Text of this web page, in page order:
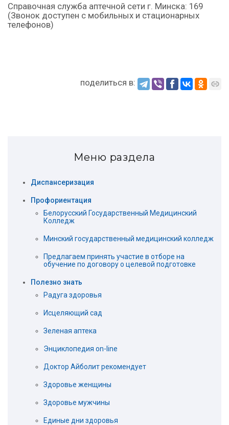
Справочная служба аптечной сети г. Минска: 169
(Звонок доступен с мобильных и стационарных
телефонов)
поделиться в:
Меню раздела
Диспансеризация
Профориентация
Белорусский Государственный Медицинский
Колледж
Минский государственный медицинский колледж
Предлагаем принять участие в отборе на
обучение по договору о целевой подготовке
Полезно знать
Радуга здоровья
Исцеляющий сад
Зеленая аптека
Энциклопедия on-line
Доктор Айболит рекомендует
Здоровье женщины
Здоровье мужчины
Единые дни здоровья